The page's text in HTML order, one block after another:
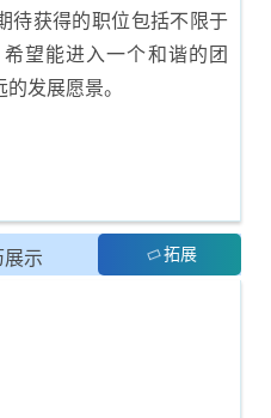
待获得的职位包括不限于
望能进入一个和谐的团
发展愿景。
展示 拓展